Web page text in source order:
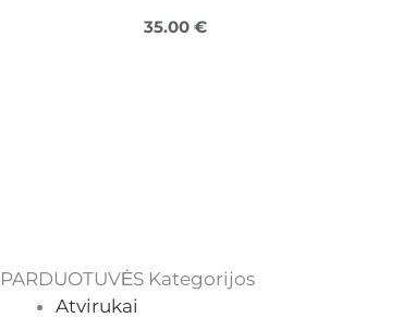
35.00 €
PARDUOTUVĖS Kategorijos
Atvirukai